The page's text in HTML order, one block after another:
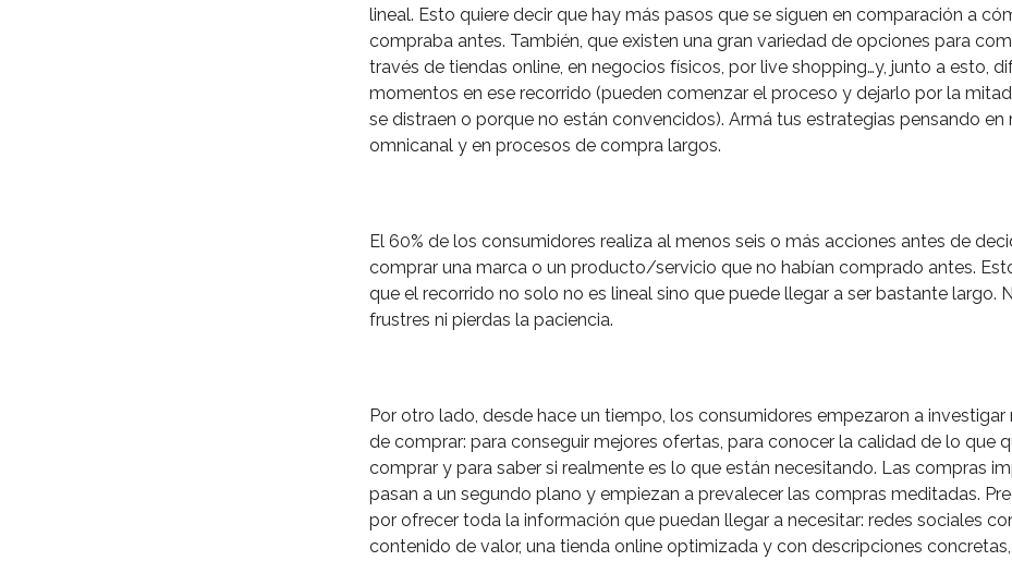
lineal. Esto quiere decir que hay más pasos que se siguen en comparación a
compraba antes. También, que existen una gran variedad de opciones para
través de tiendas online, en negocios físicos, por live shopping…y, junto a esto,
momentos en ese recorrido (pueden comenzar el proceso y dejarlo por la
se distraen o porque no están convencidos). Armá tus estrategias pensando en
omnicanal y en procesos de compra largos.
El 60% de los consumidores realiza al menos seis o más acciones antes de
comprar una marca o un producto/servicio que no habían comprado antes.
que el recorrido no solo no es lineal sino que puede llegar a ser bastante largo.
frustres ni pierdas la paciencia.
Por otro lado, desde hace un tiempo, los consumidores empezaron a investigar
de comprar: para conseguir mejores ofertas, para conocer la calidad de lo que
comprar y para saber si realmente es lo que están necesitando. Las compras
pasan a un segundo plano y empiezan a prevalecer las compras meditadas.
por ofrecer toda la información que puedan llegar a necesitar: redes sociales
contenido de valor, una tienda online optimizada y con descripciones